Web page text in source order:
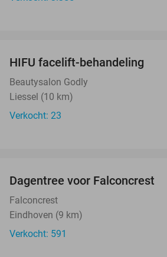
HIFU facelift-behandeling
Beautysalon Godly
Liessel (10 km)
Verkocht: 23
Dagentree voor Falconcrest
Falconcrest
Eindhoven (9 km)
Verkocht: 591